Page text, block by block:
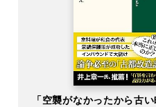
「空襲がなかったから古